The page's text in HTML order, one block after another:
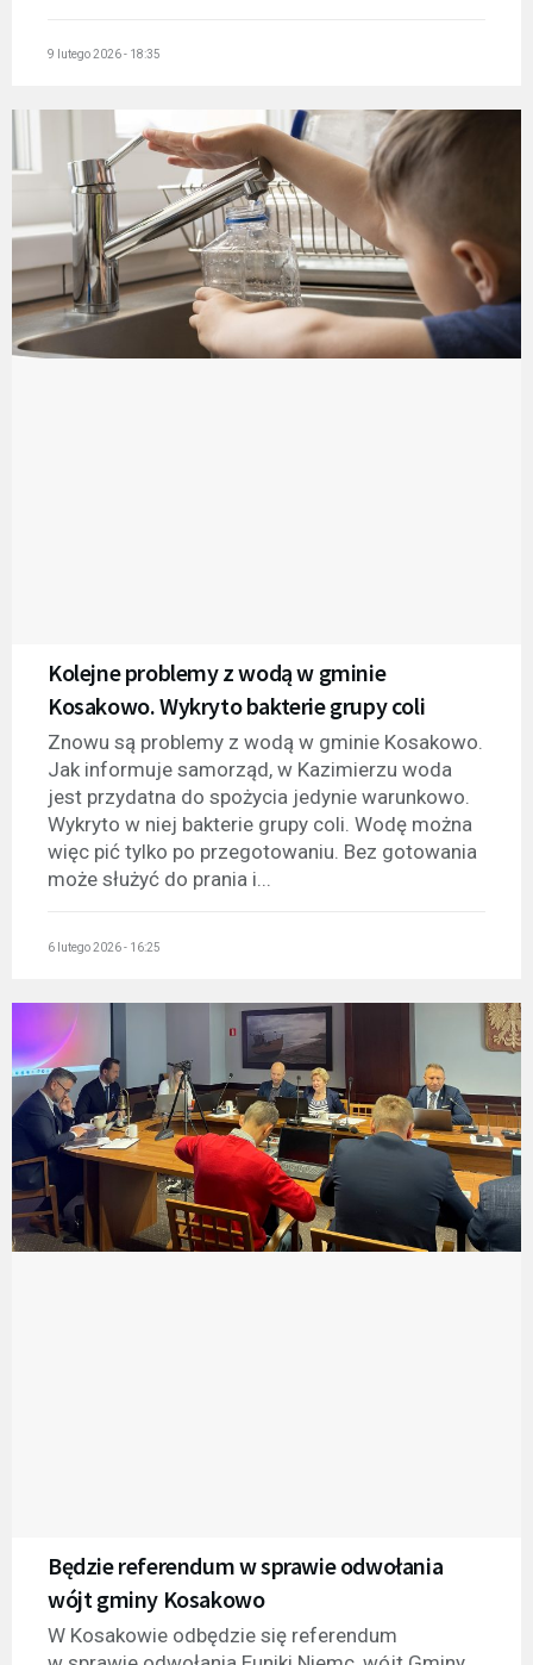
9 lutego 2026 - 18:35
Kolejne problemy z wodą w gminie
Kosakowo. Wykryto bakterie grupy coli
Znowu są problemy z wodą w gminie Kosakowo.
Jak informuje samorząd, w Kazimierzu woda
jest przydatna do spożycia jedynie warunkowo.
Wykryto w niej bakterie grupy coli. Wodę można
więc pić tylko po przegotowaniu. Bez gotowania
może służyć do prania i...
6 lutego 2026 - 16:25
Będzie referendum w sprawie odwołania
wójt gminy Kosakowo
W Kosakowie odbędzie się referendum